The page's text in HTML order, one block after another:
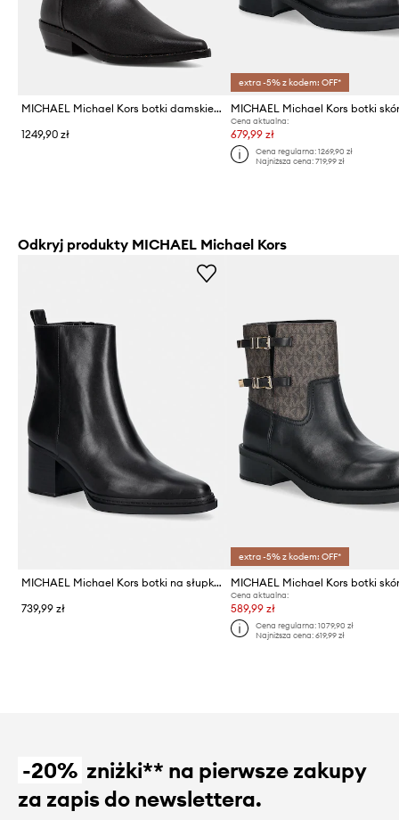
MICHAEL Michael Kors botki damskie skórzane Farren Flat Boot
1249,90 zł
extra -5% z kodem: OFF*
Cena aktualna:
679,99 zł
Cena regularna: 1269,90 zł
Najniższa cena: 719,99 zł
Odkryj produkty MICHAEL Michael Kors
MICHAEL Michael Kors botki na słupku damskie skórzane Lex Bootie
739,99 zł
extra -5% z kodem: OFF*
Cena aktualna:
589,99 zł
Cena regularna: 1079,90 zł
Najniższa cena: 619,99 zł
-20% zniżki** na pierwsze zakupy
za zapis do newslettera.